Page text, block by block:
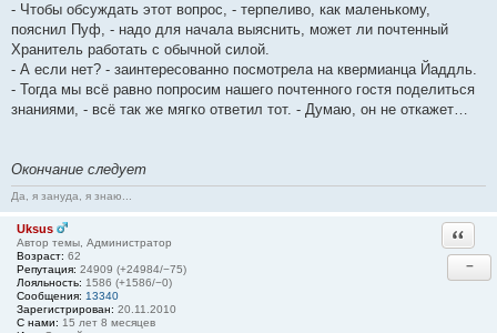
- Чтобы обсуждать этот вопрос, - терпеливо, как маленькому,
пояснил Пуф, - надо для начала выяснить, может ли почтенный
Хранитель работать с обычной силой.
- А если нет? - заинтересованно посмотрела на квермианца Йаддль.
- Тогда мы всё равно попросим нашего почтенного гостя поделиться
знаниями, - всё так же мягко ответил тот. - Думаю, он не откажет…
Окончание следует
Да, я зануда, я знаю...
Uksus
Автор темы, Администратор
Возраст: 62
Репутация: 24909 (+24984/−75)
Лояльность: 1586 (+1586/−0)
Сообщения: 13340
Зарегистрирован: 20.11.2010
С нами: 15 лет 8 месяцев
−